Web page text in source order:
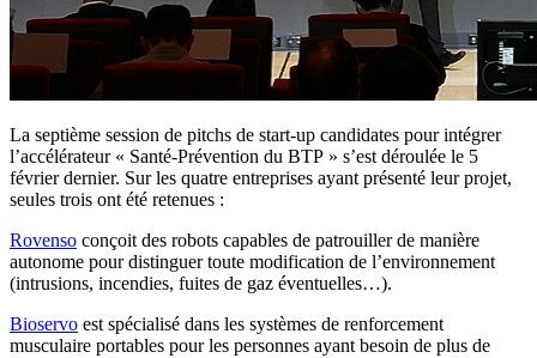
La septième session de pitchs de start-up candidates pour intégrer
l’accélérateur « Santé-Prévention du BTP » s’est déroulée le 5
février dernier. Sur les quatre entreprises ayant présenté leur projet,
seules trois ont été retenues :
Rovenso conçoit des robots capables de patrouiller de manière
autonome pour distinguer toute modification de l’environnement
(intrusions, incendies, fuites de gaz éventuelles…).
Bioservo est spécialisé dans les systèmes de renforcement
musculaire portables pour les personnes ayant besoin de plus de